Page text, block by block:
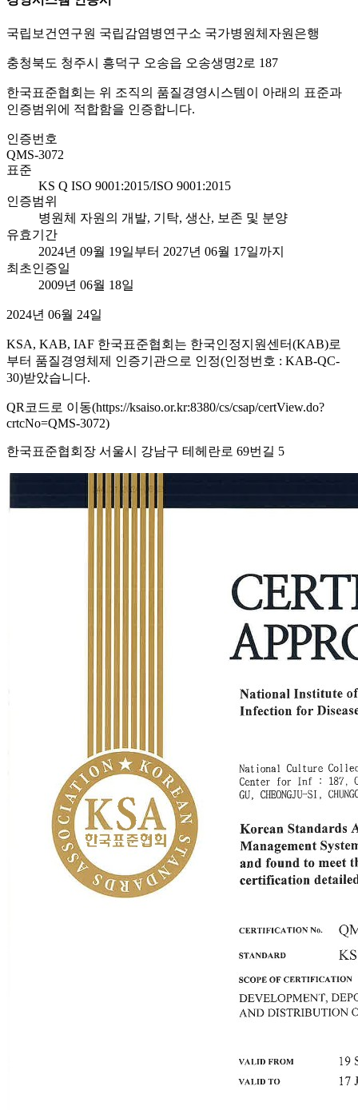
국립보건연구원 국립감염병연구소 국가병원체자원은행
충청북도 청주시 흥덕구 오송읍 오송생명2로 187
한국표준협회는 위 조직의 품질경영시스템이 아래의 표준과
인증범위에 적합함을 인증합니다.
인증번호
QMS-3072
표준
KS Q ISO 9001:2015/ISO 9001:2015
인증범위
병원체 자원의 개발, 기탁, 생산, 보존 및 분양
유효기간
2024년 09월 19일부터 2027년 06월 17일까지
최초인증일
2009년 06월 18일
2024년 06월 24일
KSA, KAB, IAF 한국표준협회는 한국인정지원센터(KAB)로
부터 품질경영체제 인증기관으로 인정(인정번호 : KAB-QC-
30)받았습니다.
QR코드로 이동(https://ksaiso.or.kr:8380/cs/csap/certView.do?
crtcNo=QMS-3072)
한국표준협회장 서울시 강남구 테헤란로 69번길 5